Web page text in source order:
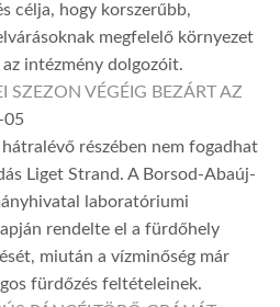
célja, hogy korszerűbb,
megfelelő környezet
intézmény dolgozóit.
SZEZON VÉGÉIG BEZÁRT AZ
05
részében nem fogadhat
Liget Strand. A Borsod-Abaúj-
laboratóriumi
rendelte el a fürdőhely
miután a vízminőség már
fürdőzés feltételeinek.